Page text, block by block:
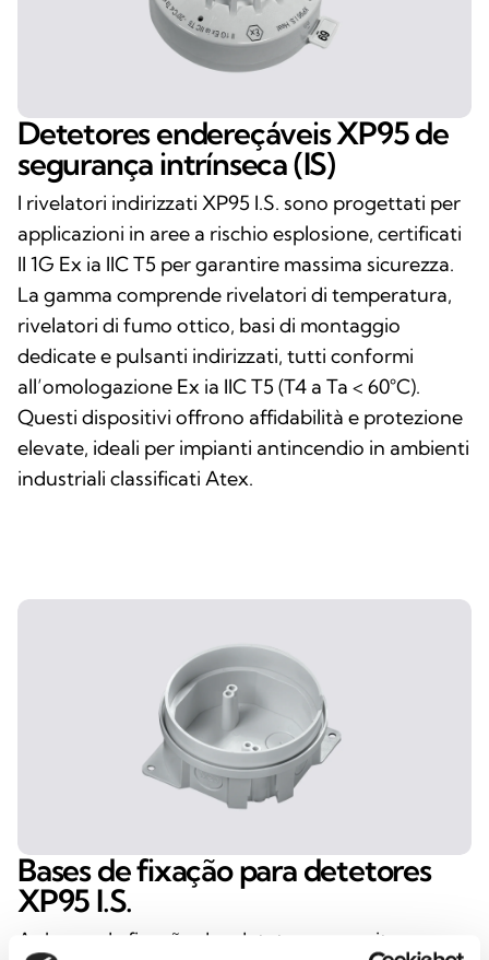
Detetores endereçáveis XP95 de
segurança intrínseca (IS)
I rivelatori indirizzati XP95 I.S. sono progettati per
applicazioni in aree a rischio esplosione, certificati
II 1G Ex ia IIC T5 per garantire massima sicurezza.
La gamma comprende rivelatori di temperatura,
rivelatori di fumo ottico, basi di montaggio
dedicate e pulsanti indirizzati, tutti conformi
all’omologazione Ex ia IIC T5 (T4 a Ta < 60°C).
Questi dispositivi offrono affidabilità e protezione
elevate, ideali per impianti antincendio in ambienti
industriali classificati Atex.
Bases de fixação para detetores
XP95 I.S.
As bases de fixação dos detetores permitem uma